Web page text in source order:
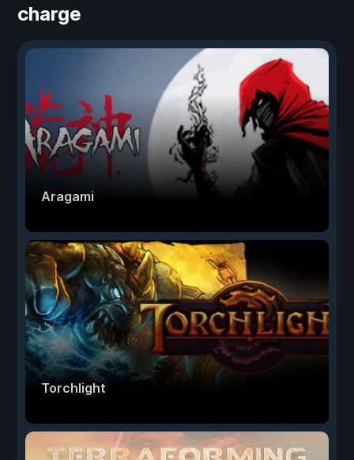
charge
Aragami
Torchlight